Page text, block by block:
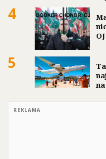
4
OJ
5
REKLAMA